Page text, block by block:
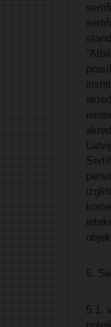
5.
5.1.